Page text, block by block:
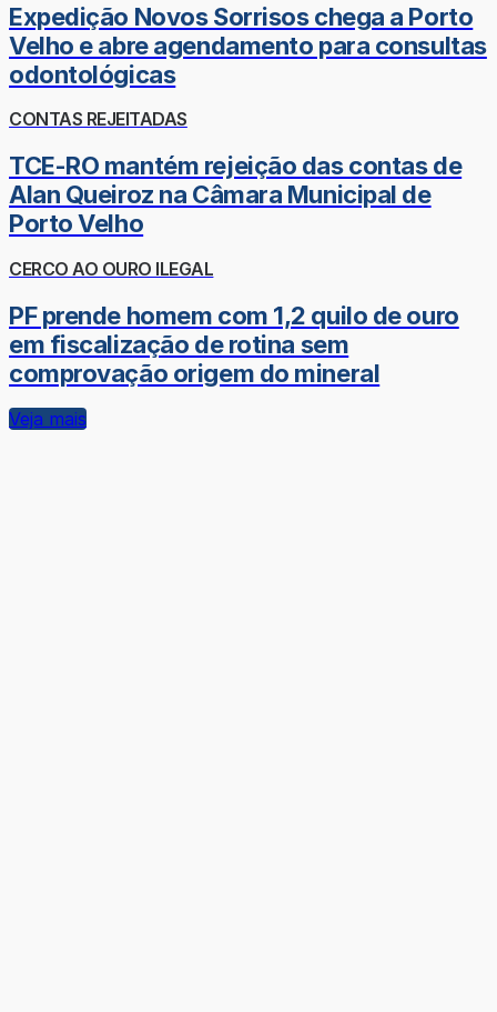
Expedição Novos Sorrisos chega a Porto
Velho e abre agendamento para consultas
odontológicas
CONTAS REJEITADAS
TCE-RO mantém rejeição das contas de
Alan Queiroz na Câmara Municipal de
Porto Velho
CERCO AO OURO ILEGAL
PF prende homem com 1,2 quilo de ouro
em fiscalização de rotina sem
comprovação origem do mineral
Veja mais